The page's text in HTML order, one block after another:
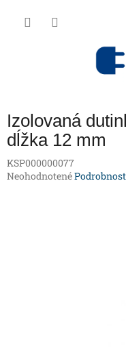
Izolovaná
dĺžka 12 mm
KSP000000077
Priemerné
Neohodnotené